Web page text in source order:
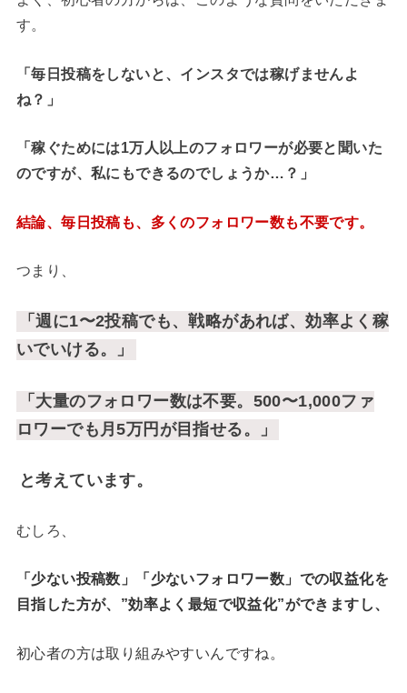
す。
「毎日投稿をしないと、インスタでは稼げませんよ
ね？」
「稼ぐためには1万人以上のフォロワーが必要と聞いた
のですが、私にもできるのでしょうか…？」
結論、毎日投稿も、多くのフォロワー数も不要です。
つまり、
「週に1〜2投稿でも、戦略があれば、効率よく稼
いでいける。」
「大量のフォロワー数は不要。500〜1,000ファ
ロワーでも月5万円が目指せる。」
と考えています。
むしろ、
「少ない投稿数」「少ないフォロワー数」での収益化を
目指した方が、”効率よく最短で収益化”ができますし、
初心者の方は取り組みやすいんですね。